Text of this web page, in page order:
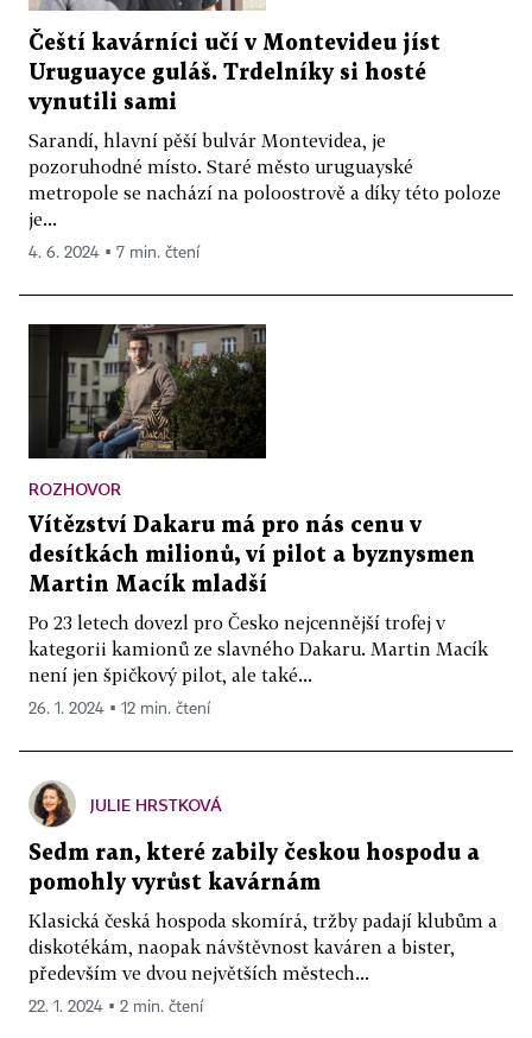
Čeští kavárníci učí v Montevideu jíst
Uruguayce guláš. Trdelníky si hosté
vynutili sami
Sarandí, hlavní pěší bulvár Montevidea, je
pozoruhodné místo. Staré město uruguayské
metropole se nachází na poloostrově a díky této poloze
je...
4. 6. 2024 ▪ 7 min. čtení
ROZHOVOR
Vítězství Dakaru má pro nás cenu v
desítkách milionů, ví pilot a byznysmen
Martin Macík mladší
Po 23 letech dovezl pro Česko nejcennější trofej v
kategorii kamionů ze slavného Dakaru. Martin Macík
není jen špičkový pilot, ale také...
26. 1. 2024 ▪ 12 min. čtení
JULIE HRSTKOVÁ
Sedm ran, které zabily českou hospodu a
pomohly vyrůst kavárnám
Klasická česká hospoda skomírá, tržby padají klubům a
diskotékám, naopak návštěvnost kaváren a bister,
především ve dvou největších městech...
22. 1. 2024 ▪ 2 min. čtení